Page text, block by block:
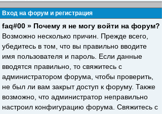
Вход на форум и регистрация
faq#00 » Почему я не могу войти на форум?
Возможно несколько причин. Прежде всего,
убедитесь в том, что вы правильно вводите
имя пользователя и пароль. Если данные
вводятся правильно, то свяжитесь с
администратором форума, чтобы проверить,
не был ли вам закрыт доступ к форуму. Также
возможно, что администратор неправильно
настроил конфигурацию форума. Свяжитесь с